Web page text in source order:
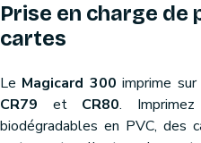
Prise en charge de
cartes
Le Magicard 300 imprime
CR79 et CR80.
biodégradables en PVC, des